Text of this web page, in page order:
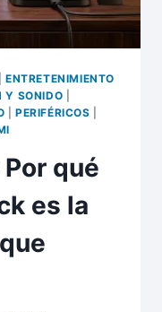
|ENTRETENIMIENTO
Y SONIDO
|PERIFÉRICOS
qué
es la